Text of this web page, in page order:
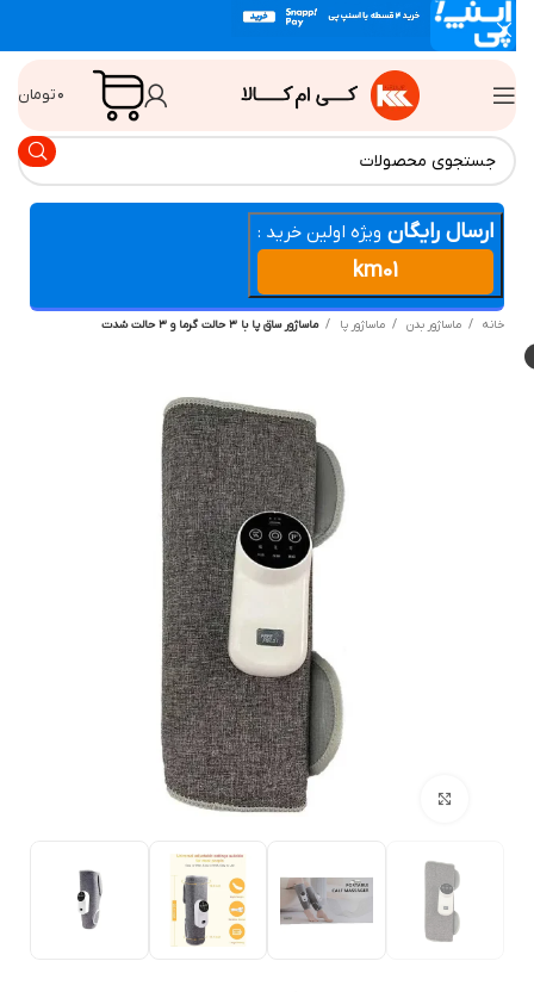
تومان
ارسال رایگان ویژه اولین خرید :
km01
ماساژور بدن ماساژور پا ماساژور ساق پا با ۳ حالت گرما و ۳ حالت شدت
بزرگنمایی تصویر